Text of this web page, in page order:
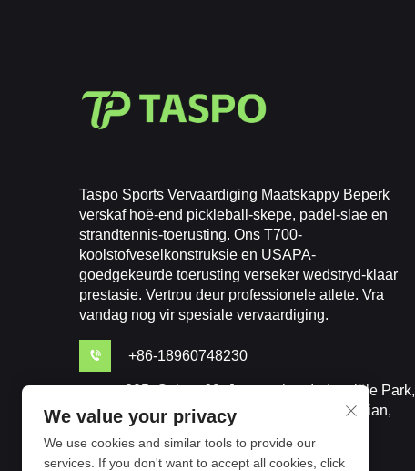
Taspo Sports Vervaardiging Maatskappy Beperk
verskaf hoë-end pickleball-skepe, padel-slae en
strandtennis-toerusting. Ons T700-
koolstofveselkonstruksie en USAPA-
goedgekeurde toerusting verseker wedstryd-klaar
prestasie. Vertrou deur professionele atlete. Vra
vandag nog vir spesiale vervaardiging.
+86-18960748230
305, Gebou 62, Juyuanzhou Industriële Park,
No. 618 Jinshan Avenue, Fuzhou, Fujian,
China
[email protected]
We value your privacy
We use cookies and similar tools to provide our
services. If you don't want to accept all cookies, click